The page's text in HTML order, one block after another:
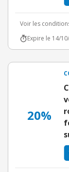
Voir les
Expire le 14/
20%